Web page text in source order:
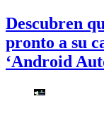
Descubren
pronto a su
‘Android